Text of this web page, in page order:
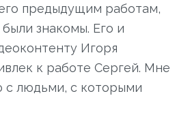
предыдущим работам,
знакомы. Его и
Игоря
к работе Сергей. Мне
с людьми, с которыми